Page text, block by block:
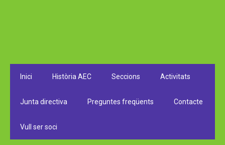
Inici Història AEC Seccions Activitats
Junta directiva Preguntes freqüents Contacte
Vull ser soci